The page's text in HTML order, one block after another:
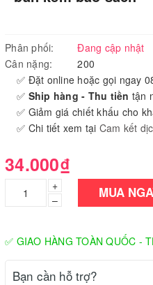
Phân phối:
Đang cập nhật
Cân nặng:
200
✅ Đặt online hoặc gọi ngay
✅ Ship hàng - Thu tiền tận
✅ Giảm giá chiết khấu cho
✅ Chi tiết xem tại Cam kết
34.000₫
+
–
MUA
✅ GIAO HÀNG TOÀN QUỐC -
Bạn cần hỗ trợ?